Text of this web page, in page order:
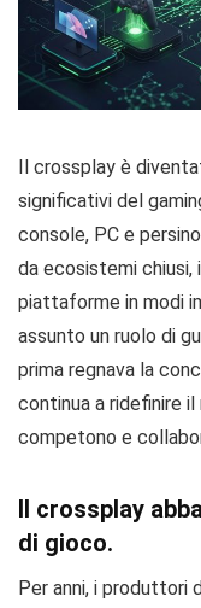
Il crossplay è
significativi del
console, PC e
da ecosistemi
piattaforme in modi
assunto un ruolo di
prima regnava la
continua a ridefinire
competono e
Il crossplay
di gioco.
Per anni, i produttori